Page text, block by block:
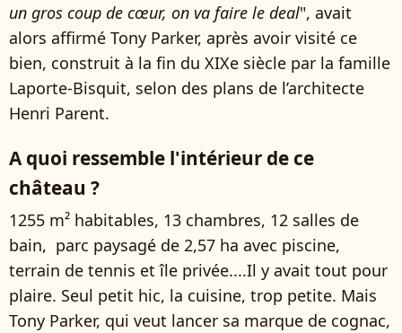
un gros coup de cœur, on va faire le deal", avait
alors affirmé Tony Parker, après avoir visité ce
bien, construit à la fin du XIXe siècle par la famille
Laporte-Bisquit, selon des plans de l’architecte
Henri Parent.
A quoi ressemble l'intérieur de ce
château ?
1255 m² habitables, 13 chambres, 12 salles de
bain, parc paysagé de 2,57 ha avec piscine,
terrain de tennis et île privée....Il y avait tout pour
plaire. Seul petit hic, la cuisine, trop petite. Mais
Tony Parker, qui veut lancer sa marque de cognac,